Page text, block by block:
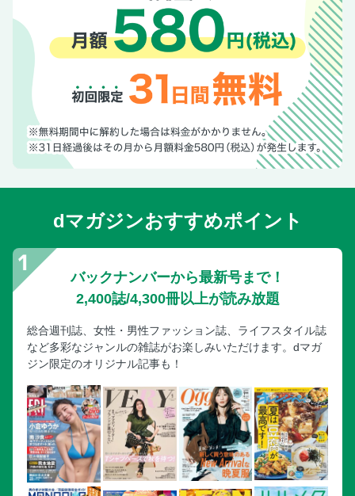
江戸時代の面影が残る町並みを歩く 名勝 知覧武家屋敷庭園
全国有数のお茶どころで見つけた 知覧茶グルメ＆スイーツ
知覧MAP
海と開聞岳のコラボが美しい シーサイド絶景
釡蓋神社で開運祈願！
全国有数のかつおの水揚げ基地 枕崎エリアガイド／枕崎
MAP
【霧島】
霧島のおすすめ グルメ＆カフェ
鹿児島屈指の温泉郷 霧島エリアガイド
黒酢のふるさと 福山
霧島・えびのMAP
大隅半島ドライブ
自然豊かな景勝地が点在 大隅半島エリアガイド
桜島とは陸続きの垂水へ
姶良・伊佐
出水 牛車に揺られて 武家屋敷めぐり
薩摩川内 入来麓武家屋敷群にサムライ見参
ピュアな大自然が待っている！甑島へ行こう
dマガジンおすすめポイント
バックナンバーから最新号まで！
2,400誌/4,300冊以上が読み放題
総合週刊誌、女性・男性ファッション誌、ライフスタイル誌
など多彩なジャンルの雑誌がお楽しみいただけます。dマガ
ジン限定のオリジナル記事も！